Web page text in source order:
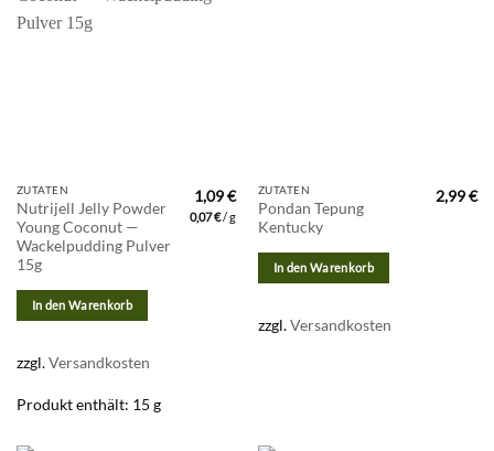
ZUTATEN
Nutrijell Jelly Powder
Young Coconut —
Wackelpudding Pulver
15g
1,09€
0,07€/g
In den Warenkorb
zzgl.Versandkosten
Produkt enthält: 15 g
ZUTATEN
Pondan Tepung
Kentucky
2,99€
In den Warenkorb
zzgl.Versandkosten